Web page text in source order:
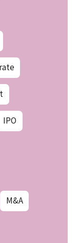
IPO
M&A